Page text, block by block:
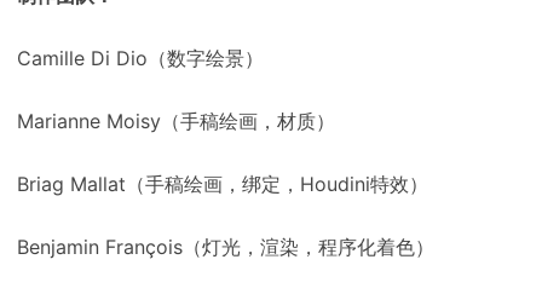
Camille Di Dio（数字绘景）
Marianne Moisy（手稿绘画，材质）
Briag Mallat（手稿绘画，绑定，Houdini特效）
Benjamin François（灯光，渲染，程序化着色）